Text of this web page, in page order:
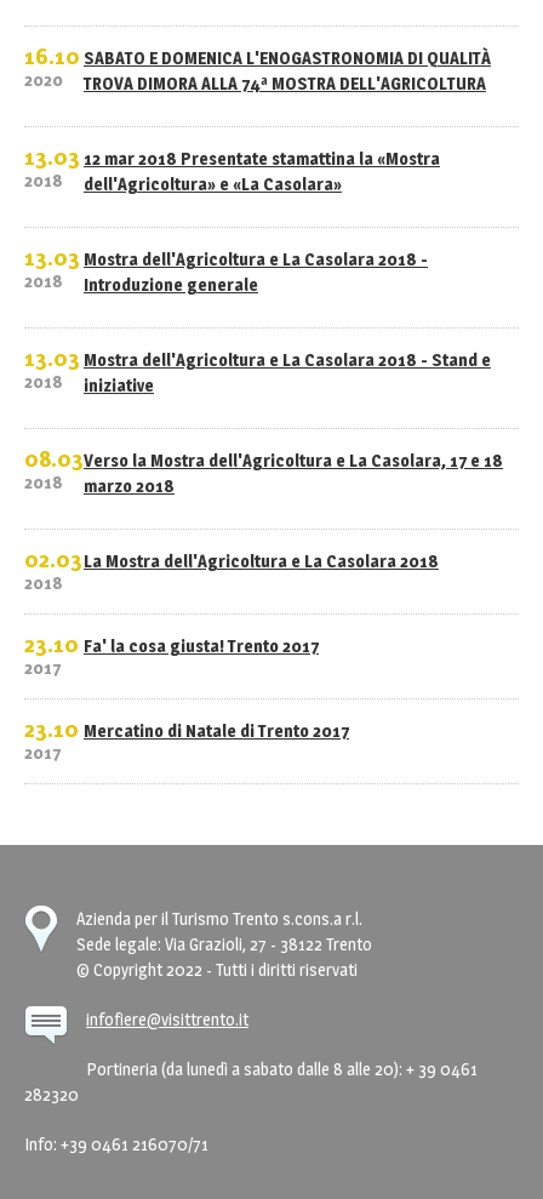
16.10
2020
SABATO E DOMENICA L'ENOGASTRONOMIA DI QUALITÀ
TROVA DIMORA ALLA 74ª MOSTRA DELL'AGRICOLTURA
13.03
2018
12 mar 2018 Presentate stamattina la «Mostra
dell'Agricoltura» e «La Casolara»
13.03
2018
Mostra dell'Agricoltura e La Casolara 2018 -
Introduzione generale
13.03
2018
Mostra dell'Agricoltura e La Casolara 2018 - Stand e
iniziative
08.03
2018
Verso la Mostra dell'Agricoltura e La Casolara, 17 e 18
marzo 2018
02.03
2018
La Mostra dell'Agricoltura e La Casolara 2018
23.10
2017
Fa' la cosa giusta! Trento 2017
23.10
2017
Mercatino di Natale di Trento 2017
Azienda per il Turismo Trento s.cons.a r.l.
Sede legale: Via Grazioli, 27 - 38122 Trento
© Copyright 2022 - Tutti i diritti riservati
infofiere@visittrento.it
Portineria (da lunedì a sabato dalle 8 alle 20): + 39 0461
282320
Info: +39 0461 216070/71